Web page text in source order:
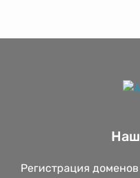
Регистрация доменов